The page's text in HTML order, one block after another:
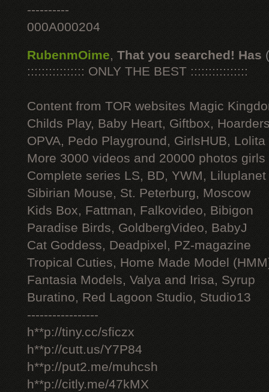
----------
000A000204
RubenmOime, That you searched! Has
:::::::::::::::: ONLY THE BEST ::::::::::::::::
Content from TOR websites Magic
Childs Play, Baby Heart, Giftbox,
OPVA, Pedo Playground, GirlsHUB, Lolita
More 3000 videos and 20000 photos
Complete series LS, BD, YWM, Liluplanet
Sibirian Mouse, St. Peterburg, Moscow
Kids Box, Fattman, Falkovideo, Bibigon
Paradise Birds, GoldbergVideo, BabyJ
Cat Goddess, Deadpixel, PZ-magazine
Tropical Cuties, Home Made Model
Fantasia Models, Valya and Irisa, Syrup
Buratino, Red Lagoon Studio, Studio13
-----------------
h**p://tiny.cc/sficzx
h**p://cutt.us/Y7P84
h**p://put2.me/muhcsh
h**p://citly.me/47kMX